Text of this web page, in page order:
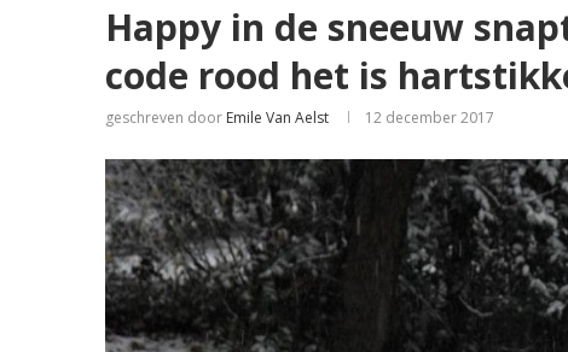
Happy in de sneeuw
code rood het is
geschreven door Emile Van Aelst 12 december 2017